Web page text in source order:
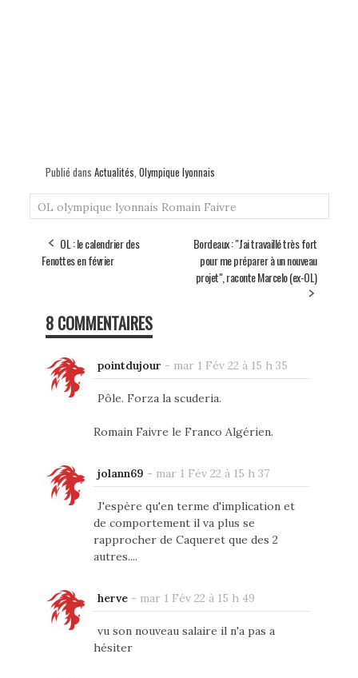
Publié dans Actualités Olympique lyonnais
OL olympique lyonnais Romain Faivre
OL : le calendrier des
Fenottes en février
Bordeaux : "J'ai travaillé très fort
pour me préparer à un nouveau
projet", raconte Marcelo (ex-OL)
8 COMMENTAIRES
pointdujour - mar 1 Fév 22 à 15 h 35
Pôle. Forza la scuderia.
Romain Faivre le Franco Algérien.
jolann69 - mar 1 Fév 22 à 15 h 37
J'espère qu'en terme d'implication et
de comportement il va plus se
rapprocher de Caqueret que des 2
autres....
herve- mar 1 Fév 22 à 15 h 49
vu son nouveau salaire il n'a pas a
hésiter